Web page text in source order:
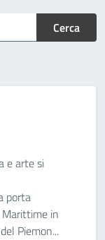
Cerca
e arte si
porta
Marittime in
Piemon...